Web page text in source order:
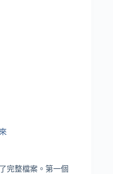
完整檔案。第一個